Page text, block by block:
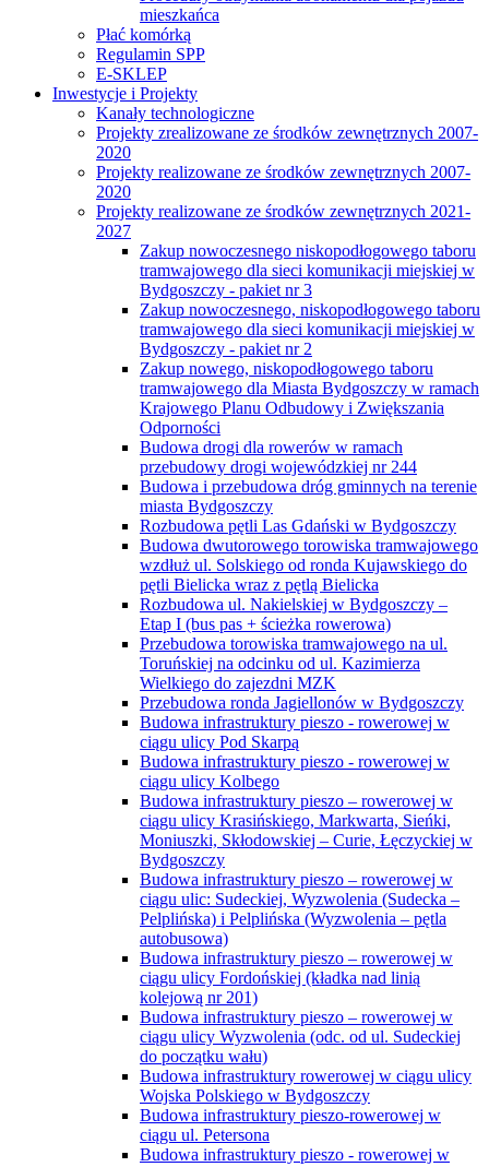
mieszkańca
Płać komórką
Regulamin SPP
E-SKLEP
Inwestycje i Projekty
Kanały technologiczne
Projekty zrealizowane ze środków zewnętrznych 2007-
2020
Projekty realizowane ze środków zewnętrznych 2007-
2020
Projekty realizowane ze środków zewnętrznych 2021-
2027
Zakup nowoczesnego niskopodłogowego taboru
tramwajowego dla sieci komunikacji miejskiej w
Bydgoszczy - pakiet nr 3
Zakup nowoczesnego, niskopodłogowego taboru
tramwajowego dla sieci komunikacji miejskiej w
Bydgoszczy - pakiet nr 2
Zakup nowego, niskopodłogowego taboru
tramwajowego dla Miasta Bydgoszczy w ramach
Krajowego Planu Odbudowy i Zwiększania
Odporności
Budowa drogi dla rowerów w ramach
przebudowy drogi wojewódzkiej nr 244
Budowa i przebudowa dróg gminnych na terenie
miasta Bydgoszczy
Rozbudowa pętli Las Gdański w Bydgoszczy
Budowa dwutorowego torowiska tramwajowego
wzdłuż ul. Solskiego od ronda Kujawskiego do
pętli Bielicka wraz z pętlą Bielicka
Rozbudowa ul. Nakielskiej w Bydgoszczy –
Etap I (bus pas + ścieżka rowerowa)
Przebudowa torowiska tramwajowego na ul.
Toruńskiej na odcinku od ul. Kazimierza
Wielkiego do zajezdni MZK
Przebudowa ronda Jagiellonów w Bydgoszczy
Budowa infrastruktury pieszo - rowerowej w
ciągu ulicy Pod Skarpą
Budowa infrastruktury pieszo - rowerowej w
ciągu ulicy Kolbego
Budowa infrastruktury pieszo – rowerowej w
ciągu ulicy Krasińskiego, Markwarta, Sieńki,
Moniuszki, Skłodowskiej – Curie, Łęczyckiej w
Bydgoszczy
Budowa infrastruktury pieszo – rowerowej w
ciągu ulic: Sudeckiej, Wyzwolenia (Sudecka –
Pelplińska) i Pelplińska (Wyzwolenia – pętla
autobusowa)
Budowa infrastruktury pieszo – rowerowej w
ciągu ulicy Fordońskiej (kładka nad linią
kolejową nr 201)
Budowa infrastruktury pieszo – rowerowej w
ciągu ulicy Wyzwolenia (odc. od ul. Sudeckiej
do początku wału)
Budowa infrastruktury rowerowej w ciągu ulicy
Wojska Polskiego w Bydgoszczy
Budowa infrastruktury pieszo-rowerowej w
ciągu ul. Petersona
Budowa infrastruktury pieszo - rowerowej w